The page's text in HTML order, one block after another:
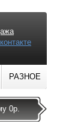
РАЗНОЕ
0р.